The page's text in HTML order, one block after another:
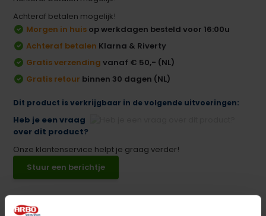
Achteraf betalen mogelijk!
Morgen in huis op werkdagen besteld voor 16:00u
Achteraf betalen Klarna & Riverty
Gratis verzending vanaf € 50,- (NL)
Gratis retour binnen 30 dagen (NL)
Dit product is verkrijgbaar in de volgende uitvoeringen:
Heb je een vraag
over dit product?
Onze klantenservice helpt je graag verder!
Stuur een berichtje
Productomschrijving